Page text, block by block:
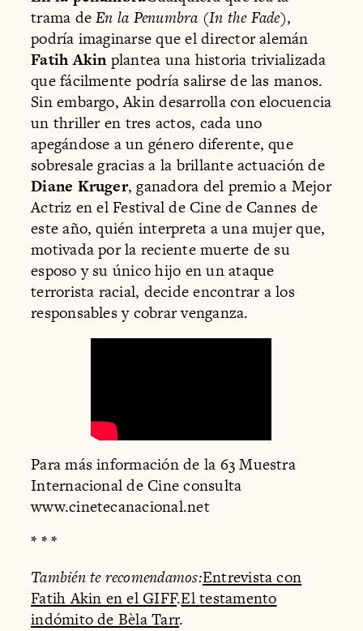
trama deEn la Penumbra (In the Fade),
podría imaginarse que el director alemán
Fatih Akinplantea una historia trivializada
que fácilmente podría salirse de las manos.
Sin embargo, Akin desarrolla con elocuencia
un thriller en tres actos, cada uno
apegándose a un género diferente, que
sobresale gracias a la brillante actuación de
Diane Kruger, ganadora del premio a Mejor
Actriz en el Festival de Cine de Cannes de
este año, quién interpreta a una mujer que,
motivada por la reciente muerte de su
esposo y su único hijo en un ataque
terrorista racial, decide encontrar a los
responsables y cobrar venganza.
Para más información de la 63 Muestra
Internacional de Cine consulta
www.cinetecanacional.net
* * *
También te recomendamos:Entrevista con
Fatih Akin en el GIFF.El testamento
indómito de Bèla Tarr.